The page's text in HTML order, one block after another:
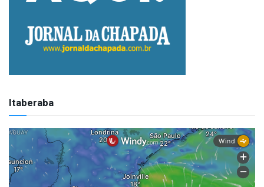
Itaberaba